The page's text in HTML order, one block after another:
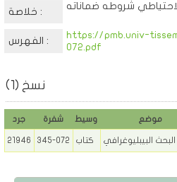
خلاصة :
شروطه ضماناته
الفهرس :
https://pmb.univ-
072.pdf
نسخ (1)
جرد شفرة وسيط موضع
21946 345-072 كتاب البيبليوغرافي